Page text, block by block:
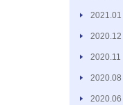
2021.01
2020.12
2020.11
2020.08
2020.06